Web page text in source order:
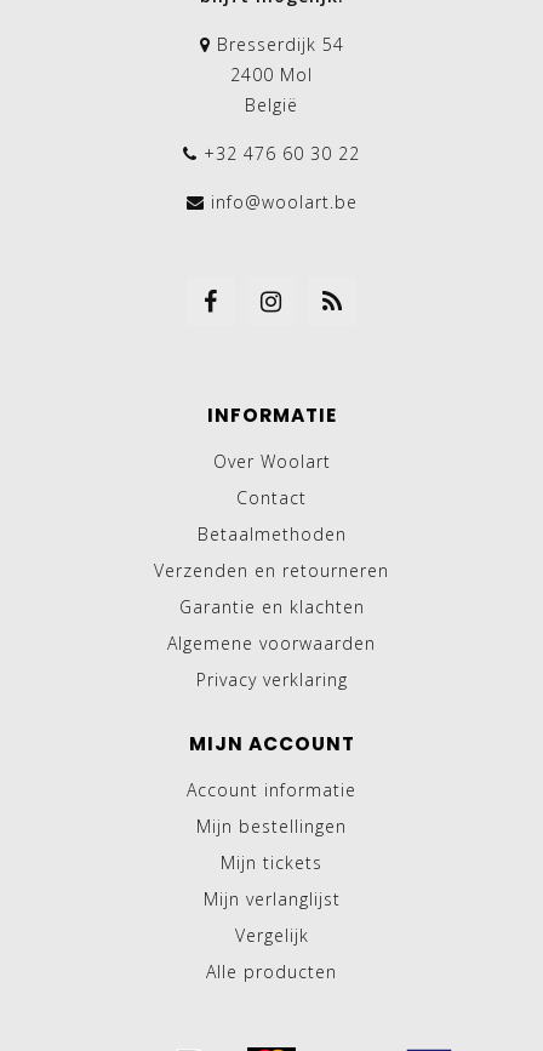
Bresserdijk 54
2400 Mol
België
+32 476 60 30 22
info@woolart.be
INFORMATIE
Over Woolart
Contact
Betaalmethoden
Verzenden en retourneren
Garantie en klachten
Algemene voorwaarden
Privacy verklaring
MIJN ACCOUNT
Account informatie
Mijn bestellingen
Mijn tickets
Mijn verlanglijst
Vergelijk
Alle producten